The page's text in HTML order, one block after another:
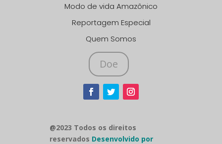
Modo de vida Amazônico
Reportagem Especial
Quem Somos
Doe
@2023 Todos os direitos
reservados Desenvolvido por